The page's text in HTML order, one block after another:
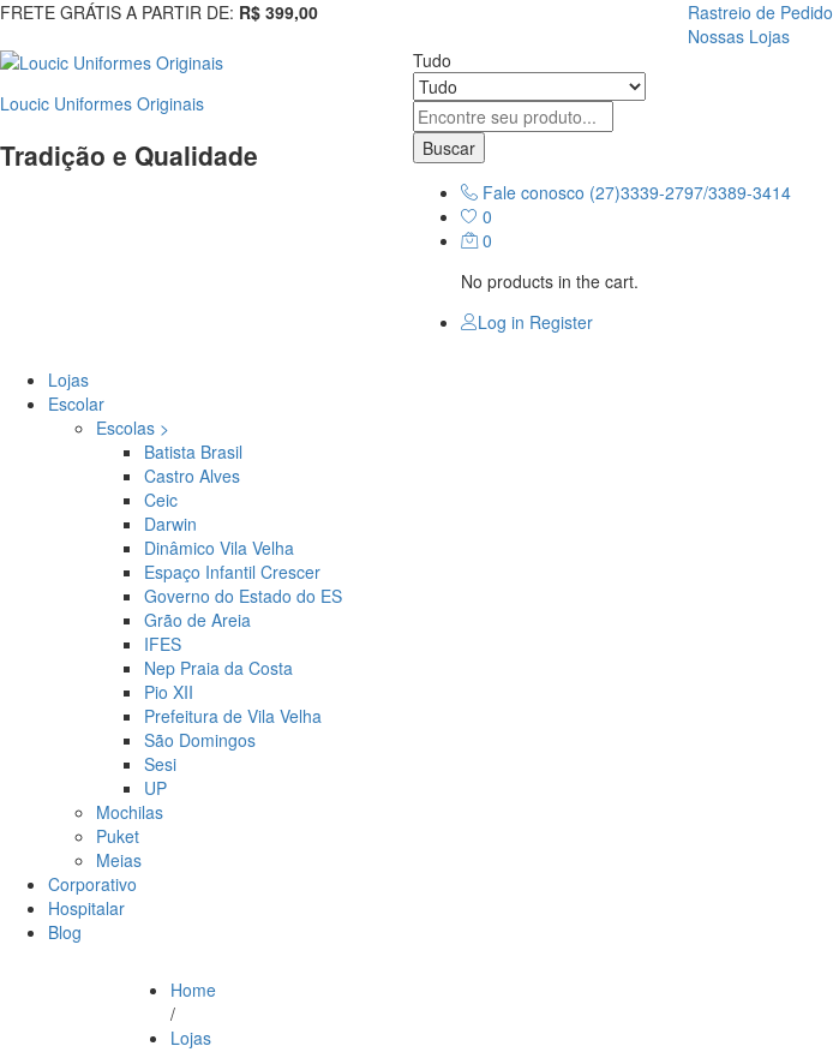
FRETE GRÁTIS A PARTIR DE: R$ 399,00
Rastreio de Pedido
Nossas Lojas
Loucic Uniformes Originais
Tradição e Qualidade
Tudo
Buscar
Fale conosco (27)3339-2797/3389-3414
0
0
No products in the cart.
Log in Register
Lojas
Escolar
Escolas >
Batista Brasil
Castro Alves
Ceic
Darwin
Dinâmico Vila Velha
Espaço Infantil Crescer
Governo do Estado do ES
Grão de Areia
IFES
Nep Praia da Costa
Pio XII
Prefeitura de Vila Velha
São Domingos
Sesi
UP
Mochilas
Puket
Meias
Corporativo
Hospitalar
Blog
Home
/
Lojas